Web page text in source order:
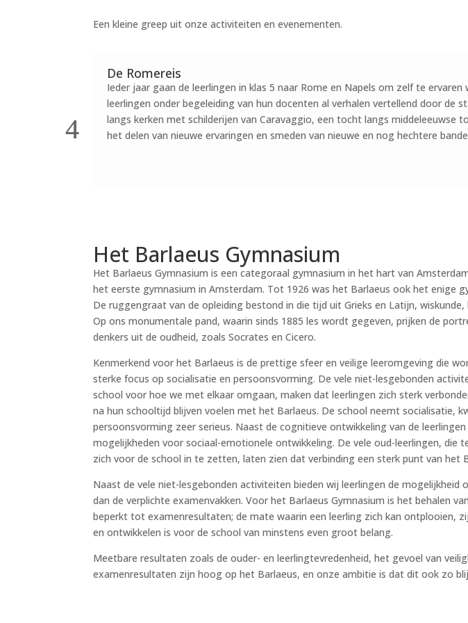
Een kleine greep uit onze activiteiten en evenementen.
De Romereis
Ieder jaar gaan de leerlingen in klas 5 naar Rome en Napels om zelf te
leerlingen onder begeleiding van hun docenten al verhalen vertellend door de
langs kerken met schilderijen van Caravaggio, een tocht langs
het delen van nieuwe ervaringen en smeden van nieuwe en nog hechtere
Het Barlaeus Gymnasium
Het Barlaeus Gymnasium is een categoraal gymnasium in het hart van
het eerste gymnasium in Amsterdam. Tot 1926 was het Barlaeus ook het enige
De ruggengraat van de opleiding bestond in die tijd uit Grieks en Latijn,
Op ons monumentale pand, waarin sinds 1885 les wordt gegeven, prijken de
denkers uit de oudheid, zoals Socrates en Cicero.
Kenmerkend voor het Barlaeus is de prettige sfeer en veilige leeromgeving die
sterke focus op socialisatie en persoonsvorming. De vele niet-lesgebonden
school voor hoe we met elkaar omgaan, maken dat leerlingen zich sterk
na hun schooltijd blijven voelen met het Barlaeus. De school neemt socialisatie,
persoonsvorming zeer serieus. Naast de cognitieve ontwikkeling van de
mogelijkheden voor sociaal-emotionele ontwikkeling. De vele oud-leerlingen, die
zich voor de school in te zetten, laten zien dat verbinding een sterk punt van het
Naast de vele niet-lesgebonden activiteiten bieden wij leerlingen de mogelijkheid
dan de verplichte examenvakken. Voor het Barlaeus Gymnasium is het behalen
beperkt tot examenresultaten; de mate waarin een leerling zich kan ontplooien,
en ontwikkelen is voor de school van minstens even groot belang.
Meetbare resultaten zoals de ouder- en leerlingtevredenheid, het gevoel van
examenresultaten zijn hoog op het Barlaeus, en onze ambitie is dat dit ook zo